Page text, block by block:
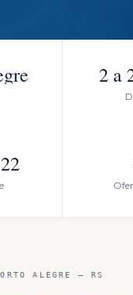
2 a
ALEGRE —RS